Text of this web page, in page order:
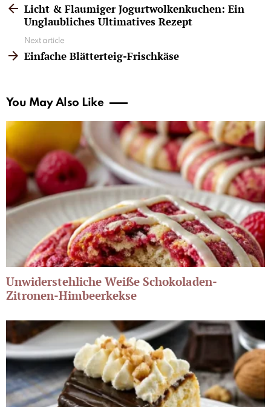
moreLicht & Flaumiger Jogurtwolkenkuchen: Ein
Unglaubliches Ultimatives Rezept
Next article
Einfache Blätterteig-Frischkäse
You May Also Like
Unwiderstehliche Weiße Schokoladen-
Zitronen-Himbeerkekse